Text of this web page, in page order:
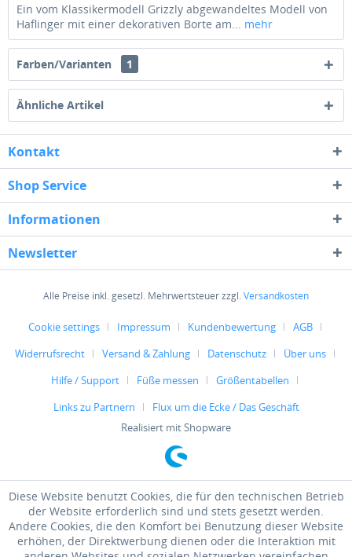
Ein vom Klassikermodell Grizzly abgewandeltes Modell von
Haflinger mit einer dekorativen Borte am... mehr
Farben/Varianten 1
Ähnliche Artikel
Kontakt
Shop Service
Informationen
Newsletter
Alle Preise inkl. gesetzl. Mehrwertsteuer zzgl.Versandkosten
Cookie settings Impressum Kundenbewertung
AGB
Widerrufsrecht
Versand & Zahlung Datenschutz
Über uns
Hilfe / Support
Füße messen
Größentabellen
Links zu Partnern
Flux um die Ecke / Das Geschäft
Realisiert mit Shopware
Diese Website benutzt Cookies, die für den technischen Betrieb
der Website erforderlich sind und stets gesetzt werden.
Andere Cookies, die den Komfort bei Benutzung dieser Website
erhöhen, der Direktwerbung dienen oder die Interaktion mit